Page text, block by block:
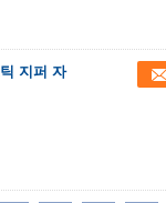
지퍼 자